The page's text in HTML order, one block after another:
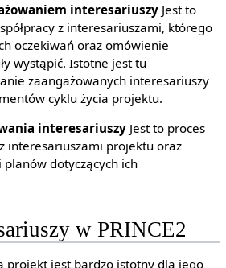
interesariuszyJest to
z interesariuszami, którego
oczekiwań oraz omówienie
wystąpić. Istotne jest tu
zaangażowanych interesariuszy
cyklu życia projektu.
interesariuszyJest to proces
interesariuszami projektu oraz
dotyczących ich
w PRINCE2
projekt jest bardzo istotny dla jego